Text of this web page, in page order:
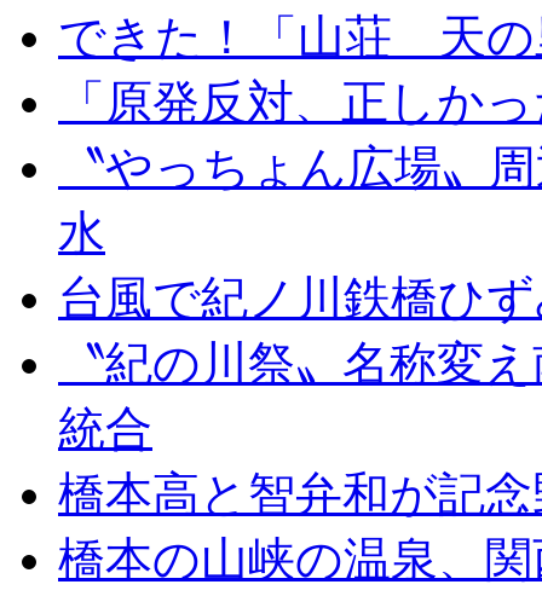
できた！「山荘 天の
「原発反対、正しか
〝やっちょん広場〟
水
台風で紀ノ川鉄橋ひ
〝紀の川祭〟名称変
統合
橋本高と智弁和が記
橋本の山峡の温泉、